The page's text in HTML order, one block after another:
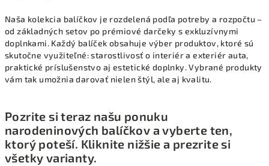
Naša kolekcia balíčkov je rozdelená podľa potreby a rozpočtu –
od základných setov po prémiové darčeky s exkluzívnymi
doplnkami. Každý balíček obsahuje výber produktov, ktoré sú
skutočne využiteľné: starostlivosť o interiér a exteriér auta,
praktické príslušenstvo aj estetické doplnky. Vybrané produkty
vám tak umožnia darovať nielen štýl, ale aj kvalitu.
Pozrite si teraz našu ponuku
narodeninových balíčkov a vyberte ten,
ktorý poteší. Kliknite nižšie a prezrite si
všetky varianty.